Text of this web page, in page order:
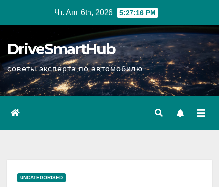
Чт. Авг 6th, 2026 5:27:17 PM
DriveSmartHub
советы эксперта по автомобилю
UNCATEGORISED